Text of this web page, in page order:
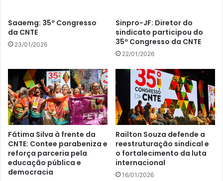
Saaemg: 35º Congresso
da CNTE
23/01/2026
Sinpro-JF: Diretor do
sindicato participou do
35º Congresso da CNTE
22/01/2026
Fátima Silva à frente da
CNTE: Contee parabeniza e
reforça parceria pela
educação pública e
democracia
Railton Souza defende a
reestruturação sindical e
o fortalecimento da luta
internacional
16/01/2026